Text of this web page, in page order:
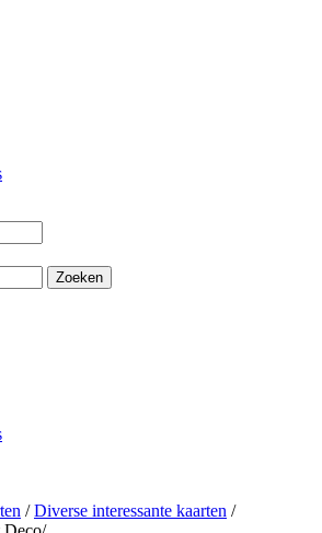
/ Diverse interessante kaarten /